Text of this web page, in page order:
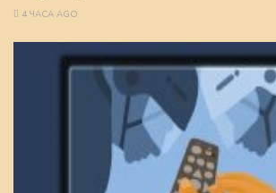
4 ЧАСА AGO